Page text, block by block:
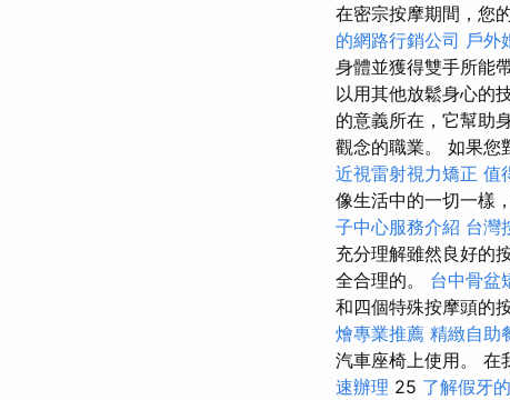
在密宗按摩期間，您
的網路行銷公司 戶外
身體並獲得雙手所能
以用其他放鬆身心的
的意義所在，它幫助
觀念的職業。 如果您
近視雷射視力矯正 值
像生活中的一切一樣
子中心服務介紹 台灣
充分理解雖然良好的
全合理的。 台中骨盆
和四個特殊按摩頭的
燴專業推薦 精緻自助
汽車座椅上使用。 在
速辦理 25 了解假牙